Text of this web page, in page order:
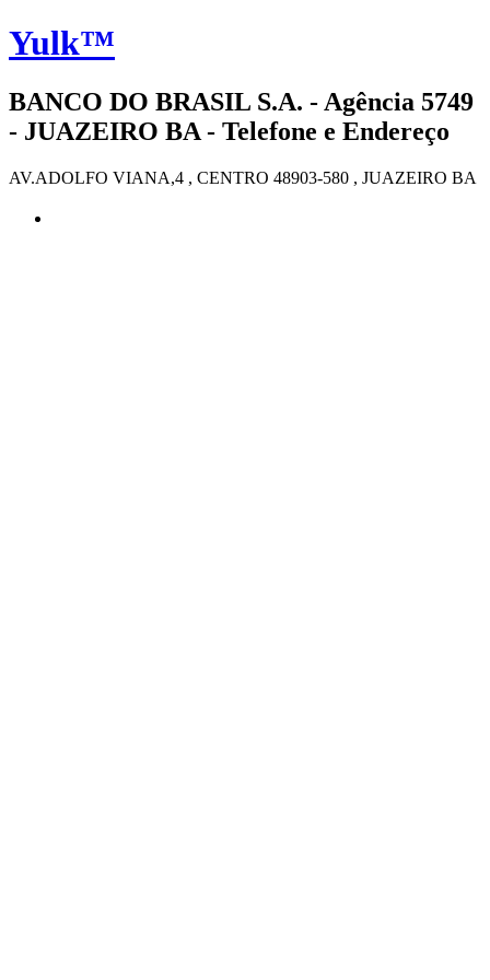
Yulk™
BANCO DO BRASIL S.A. - Agência 5749
- JUAZEIRO BA - Telefone e Endereço
AV.ADOLFO VIANA,4 , CENTRO 48903-580 , JUAZEIRO BA